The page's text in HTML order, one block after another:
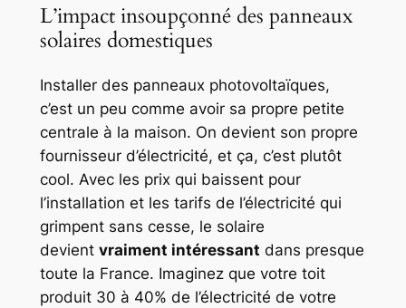
L’impact insoupçonné des panneaux
solaires domestiques
Installer des panneaux photovoltaïques,
c’est un peu comme avoir sa propre petite
centrale à la maison. On devient son propre
fournisseur d’électricité, et ça, c’est plutôt
cool. Avec les prix qui baissent pour
l’installation et les tarifs de l’électricité qui
grimpent sans cesse, le solaire
devient vraiment intéressant dans presque
toute la France. Imaginez que votre toit
produit 30 à 40% de l’électricité de votre